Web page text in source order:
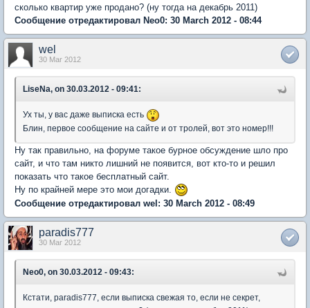
сколько квартир уже продано? (ну тогда на декабрь 2011)
Сообщение отредактировал Neo0: 30 March 2012 - 08:44
wel
30 Mar 2012
LiseNa, on 30.03.2012 - 09:41:
Ух ты, у вас даже выписка есть
Блин, первое сообщение на сайте и от тролей, вот это номер!!!
Ну так правильно, на форуме такое бурное обсуждение шло про
сайт, и что там никто лишний не появится, вот кто-то и решил
показать что такое бесплатный сайт.
Ну по крайней мере это мои догадки.
Сообщение отредактировал wel: 30 March 2012 - 08:49
paradis777
30 Mar 2012
Neo0, on 30.03.2012 - 09:43:
Кстати, paradis777, если выписка свежая то, если не секрет,